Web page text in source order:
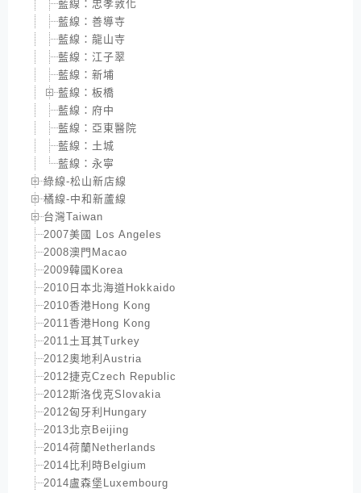
藍線：忠孝敦化
藍線：善導寺
藍線：龍山寺
藍線：江子翠
藍線：新埔
藍線：板橋
藍線：府中
藍線：亞東醫院
藍線：土城
藍線：永寧
綠線-松山新店線
橘線-中和新蘆線
台灣Taiwan
2007美國 Los Angeles
2008澳門Macao
2009韓國Korea
2010日本北海道Hokkaido
2010香港Hong Kong
2011香港Hong Kong
2011土耳其Turkey
2012奧地利Austria
2012捷克Czech Republic
2012斯洛伐克Slovakia
2012匈牙利Hungary
2013北京Beijing
2014荷蘭Netherlands
2014比利時Belgium
2014盧森堡Luxembourg